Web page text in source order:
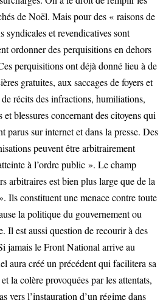
de Noël. Mais pour des « raisons de
syndicales et revendicatives sont
ordonner des perquisitions en dehors
perquisitions ont déjà donné lieu à de
gratuites, aux saccages de foyers et
récits des infractions, humiliations,
blessures concernant des citoyens qui
parus sur internet et dans la presse. Des
peuvent être arbitrairement
à l’ordre public ». Le champ
arbitraires est bien plus large que de la
Ils constituent une menace contre toute
la politique du gouvernement ou
Il est aussi question de recourir à des
jamais le Front National arrive au
aura créé un précédent qui facilitera sa
la colère provoquées par les attentats,
vers l’instauration d’un régime dans